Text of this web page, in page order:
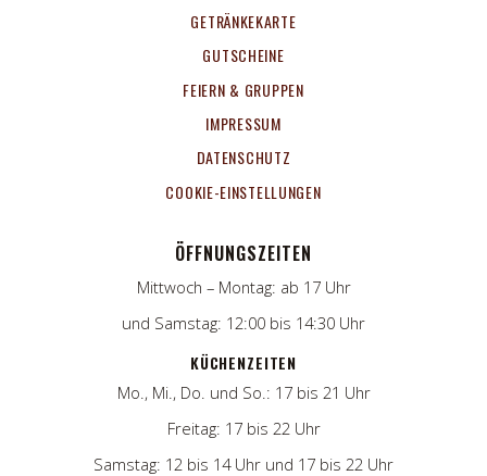
GETRÄNKEKARTE
GUTSCHEINE
FEIERN & GRUPPEN
IMPRESSUM
DATENSCHUTZ
COOKIE-EINSTELLUNGEN
ÖFFNUNGSZEITEN
Mittwoch – Montag: ab 17 Uhr
und Samstag: 12:00 bis 14:30 Uhr
KÜCHENZEITEN
Mo., Mi., Do. und So.: 17 bis 21 Uhr
Freitag: 17 bis 22 Uhr
Samstag: 12 bis 14 Uhr und 17 bis 22 Uhr